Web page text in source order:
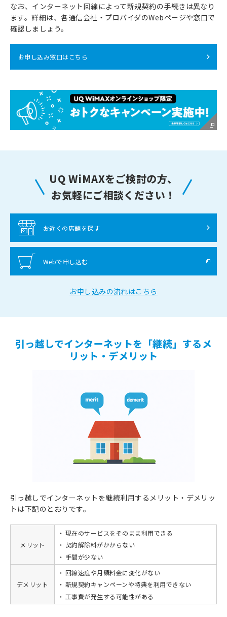
なお、インターネット回線によって新規契約の手続きは異なり
ます。詳細は、各通信会社・プロバイダのWebページや窓口で
確認しましょう。
お申し込み窓口はこちら
UQ WiMAXをご検討の方、
お気軽にご相談ください！
お近くの店舗を探す
Webで申し込む
お申し込みの流れはこちら
引っ越しでインターネットを「継続」するメ
リット・デメリット
引っ越しでインターネットを継続利用するメリット・デメリッ
トは下記のとおりです。
メリット
現在のサービスをそのまま利用できる
契約解除料がかからない
手間が少ない
デメリット
回線速度や月額料金に変化がない
新規契約キャンペーンや特典を利用できない
工事費が発生する可能性がある